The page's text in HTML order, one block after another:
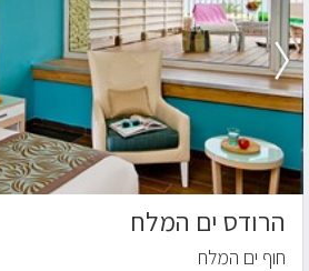
הרודס ים המלח
חוף ים המלח